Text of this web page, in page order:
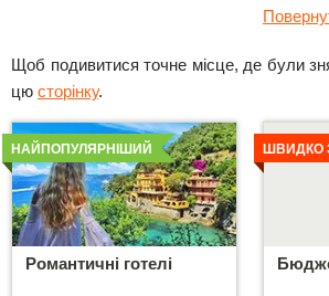
Щоб подивитися точне місце, де були
цю сторінку.
Романтичні готелі
НАЙПОПУЛЯРНІШИЙ
Детальніше
ШВИДКО